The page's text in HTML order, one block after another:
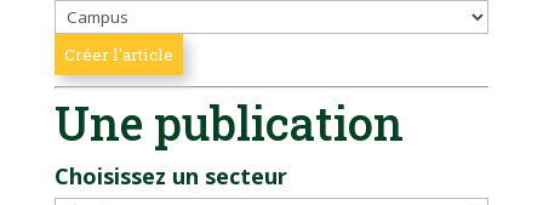
Une publication
Choisissez un secteur